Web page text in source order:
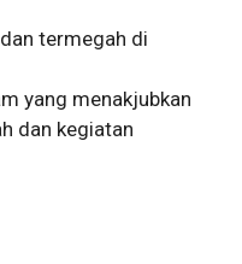
termegah di
yang menakjubkan
dan kegiatan